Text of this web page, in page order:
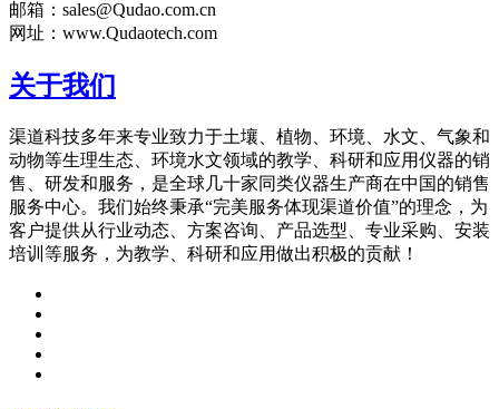
邮箱：sales@Qudao.com.cn
网址：www.Qudaotech.com
关于我们
渠道科技多年来专业致力于土壤、植物、环境、水文、气象和
动物等生理生态、环境水文领域的教学、科研和应用仪器的销
售、研发和服务，是全球几十家同类仪器生产商在中国的销售
服务中心。我们始终秉承“完美服务体现渠道价值”的理念，为
客户提供从行业动态、方案咨询、产品选型、专业采购、安装
培训等服务，为教学、科研和应用做出积极的贡献！